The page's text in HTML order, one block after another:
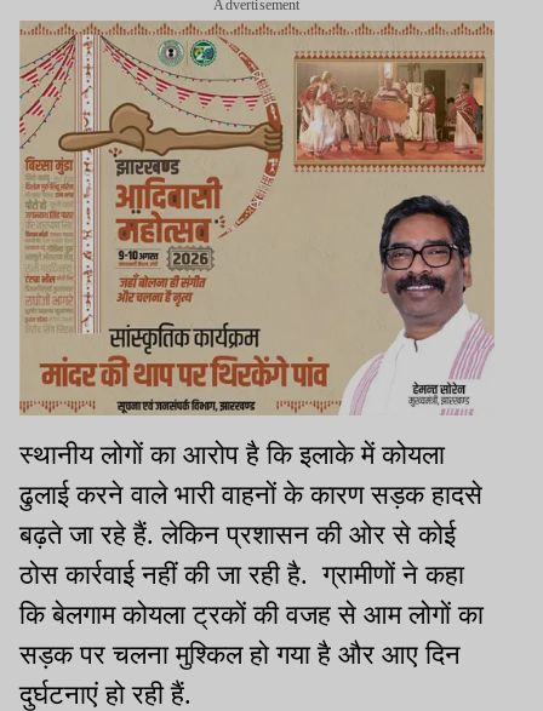
Advertisement
स्थानीय लोगों का आरोप है कि इलाके में कोयला
ढुलाई करने वाले भारी वाहनों के कारण सड़क हादसे
बढ़ते जा रहे हैं. लेकिन प्रशासन की ओर से कोई
ठोस कार्रवाई नहीं की जा रही है. ग्रामीणों ने कहा
कि बेलगाम कोयला ट्रकों की वजह से आम लोगों का
सड़क पर चलना मुश्किल हो गया है और आए दिन
दुर्घटनाएं हो रही हैं.